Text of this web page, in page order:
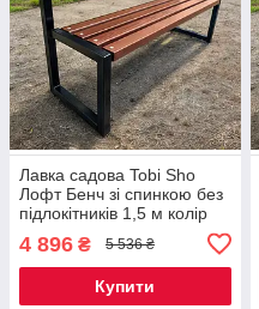
Лавка садова Tobi Sho
Лофт Бенч зі спинкою без
підлокітників 1,5 м колір
4 896 ₴ 5 536 ₴
Купити